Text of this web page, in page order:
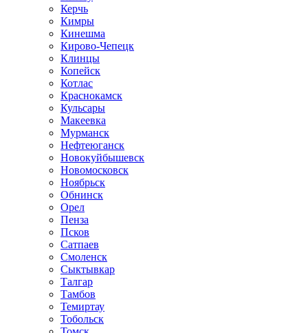
Керчь
Кимры
Кинешма
Кирово-Чепецк
Клинцы
Копейск
Котлас
Краснокамск
Кульсары
Макеевка
Мурманск
Нефтеюганск
Новокуйбышевск
Новомосковск
Ноябрьск
Обнинск
Орел
Пенза
Псков
Сатпаев
Смоленск
Сыктывкар
Талгар
Тамбов
Темиртау
Тобольск